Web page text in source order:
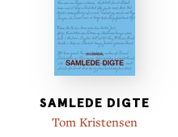
SAMLEDE DIGTE
Tom Kristensen